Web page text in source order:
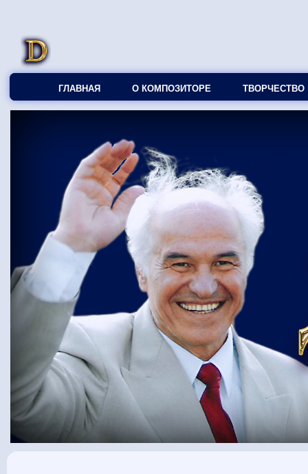
ГЛАВНАЯ О КОМПОЗИТОРЕ ТВОРЧЕСТВО